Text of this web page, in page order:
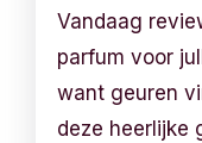
Vandaag
parfum voor
want geuren
deze heerlijke